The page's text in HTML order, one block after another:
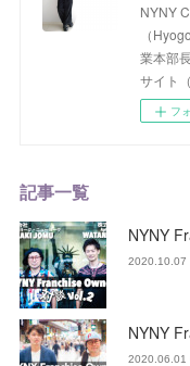
NYNY
（
業本部
サイト
フ
記事一覧
NYNY
2020.10.07
NYNY
2020.06.01